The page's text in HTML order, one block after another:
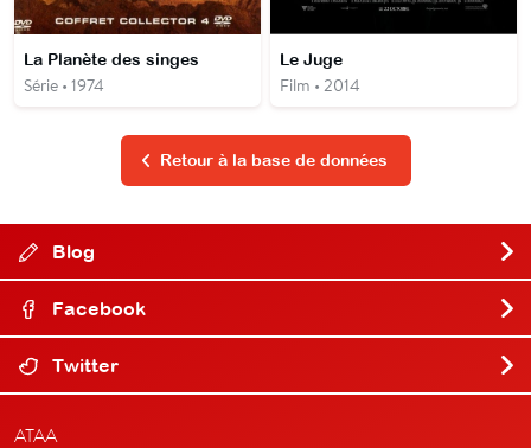
La Planète des singes
Série • 1974
Le Juge
Film • 2014
Retour à la base de données
Blog
Facebook
Twitter
ATAA